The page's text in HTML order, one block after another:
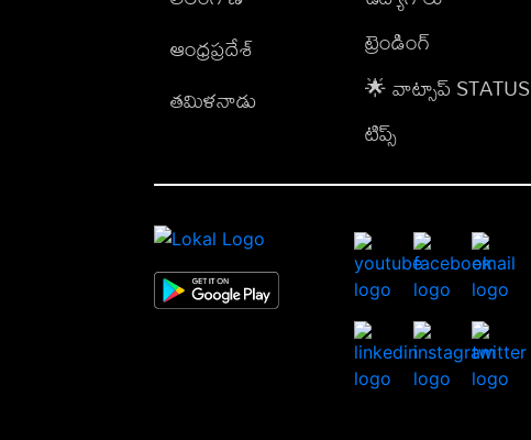
ఆంధ్రప్రదేశ్
తమిళనాడు
ట్రెండింగ్
🌟 వాట్సాప్ STATUS
టిప్స్